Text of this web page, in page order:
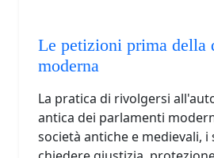
Le petizioni prima della
moderna
La pratica di rivolgersi
antica dei parlamenti
società antiche e medievali,